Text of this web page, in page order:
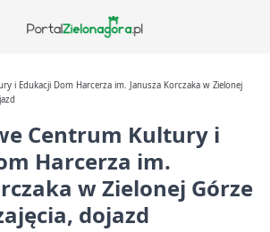
i Edukacji Dom Harcerza im. Janusza Korczaka w Zielonej
Centrum Kultury i
Harcerza im.
w Zielonej Górze
dojazd